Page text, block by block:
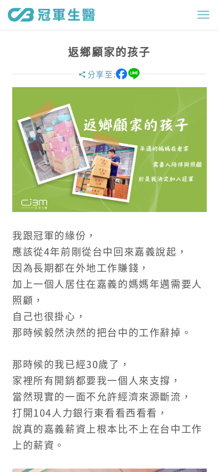
返
鄉
的
子
返鄉顧家的孩子
分享至:
我跟冠軍的緣份，
應該從4年前剛從台中回來嘉義說起，
因為長期都在外地工作賺錢，
加上一個人居住在嘉義的媽媽年邁需要人
照顧，
自己也很掛心，
那時候毅然決然的把台中的工作辭掉。
那時候的我已經30歲了，
家裡所有開銷都要我一個人來支撐，
當然現實的一面不允許經濟來源斷流，
打開104人力銀行東看看西看看，
說真的嘉義薪資上根本比不上在台中工作
上的薪資。